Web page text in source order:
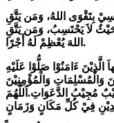
بِتَقْوَى اللهُ، وَمَن يَتَّقِ
لاَ يَحْتَسِبُ، وَمَن يَتَّقِ
اللهَ يُعْظِمْ لَهُ أَجْرًا.
الَّذِيْنَ ءَامَنُوْا صَلُّوْا عَلَيْهِ
وَالْمُسْلِمَاتِ وَالْمُؤْمِنِيْنَ
مُجِيْبُ الدَّعَوَاتِ. اَللَّهُمَ